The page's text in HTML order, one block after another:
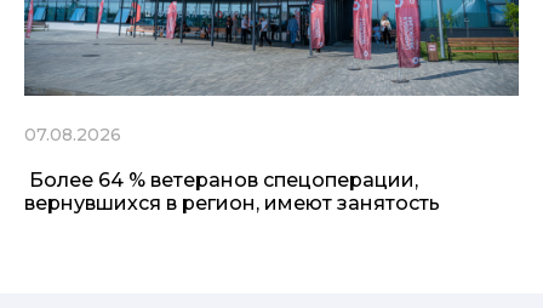
07.08.2026
Более 64 % ветеранов спецоперации,
вернувшихся в регион, имеют занятость